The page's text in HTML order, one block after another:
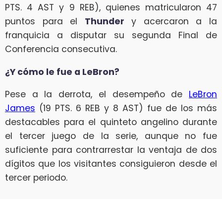
PTS. 4 AST y 9 REB), quienes matricularon 47
puntos para el Thunder y acercaron a la
franquicia a disputar su segunda Final de
Conferencia consecutiva.
¿Y cómo le fue a LeBron?
Pese a la derrota, el desempeño de LeBron
James (19 PTS. 6 REB y 8 AST) fue de los más
destacables para el quinteto angelino durante
el tercer juego de la serie, aunque no fue
suficiente para contrarrestar la ventaja de dos
dígitos que los visitantes consiguieron desde el
tercer periodo.